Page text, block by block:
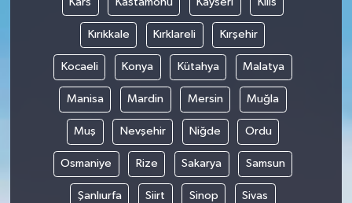
Kırıkkale Kırklareli Kırşehir
Kocaeli Konya Kütahya Malatya
Manisa Mardin Mersin Muğla
Muş Nevşehir Niğde Ordu
Osmaniye Rize Sakarya Samsun
Şanlıurfa Siirt Sinop Sivas